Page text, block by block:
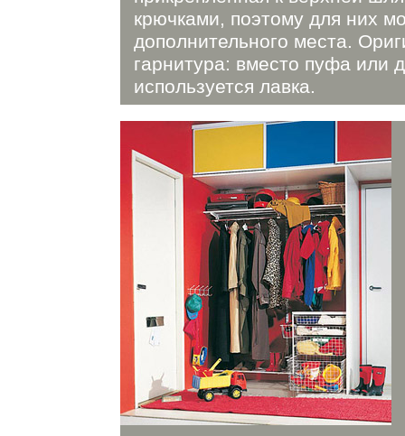
крючками, поэтому для них
дополнительного места.
гарнитура: вместо пуфа или
используется лавка.